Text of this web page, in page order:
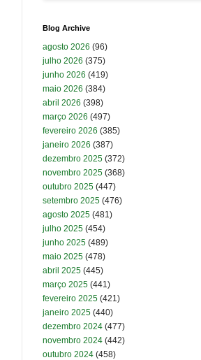
Blog Archive
agosto 2026 (96)
julho 2026 (375)
junho 2026 (419)
maio 2026 (384)
abril 2026 (398)
março 2026 (497)
fevereiro 2026 (385)
janeiro 2026 (387)
dezembro 2025 (372)
novembro 2025 (368)
outubro 2025 (447)
setembro 2025 (476)
agosto 2025 (481)
julho 2025 (454)
junho 2025 (489)
maio 2025 (478)
abril 2025 (445)
março 2025 (441)
fevereiro 2025 (421)
janeiro 2025 (440)
dezembro 2024 (477)
novembro 2024 (442)
outubro 2024 (458)